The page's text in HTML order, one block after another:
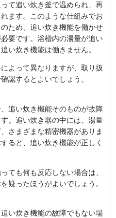
て追い炊き釜で温められ、再
ます。このような仕組みでお
ため、追い炊き機能を働かせ
要です。浴槽内の湯量が追い
い炊き機能は働きません。
よって異なりますが、取り扱
認するとよいでしょう。
追い炊き機能そのものが故障
。追い炊き器の中には、湯量
さまざまな精密機器がありま
ると、追い炊き機能が正しく
ても何も反応しない場合は、
疑ったほうがよいでしょう。
い炊き機能の故障でもない場